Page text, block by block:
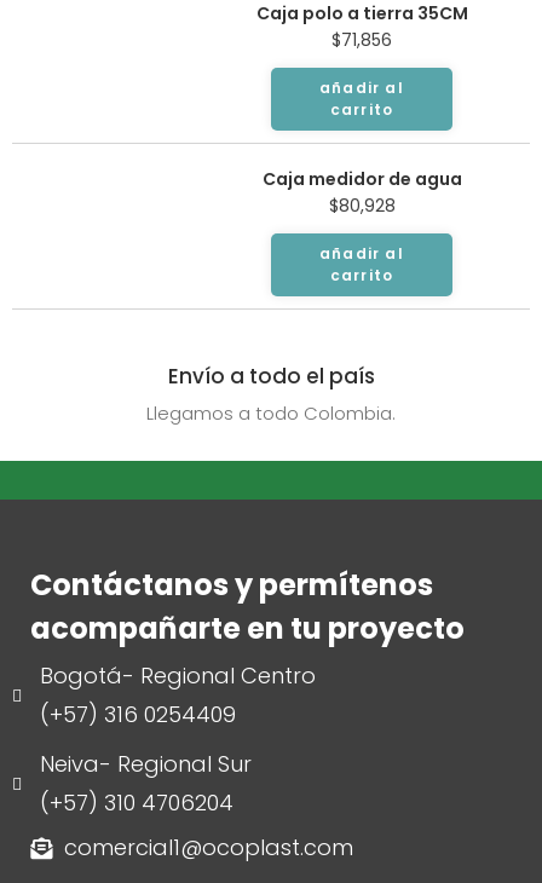
Caja polo a tierra 35CM
$71,856
añadir al
carrito
Caja medidor de agua
$80,928
añadir al
carrito
Envío a todo el país
Llegamos a todo Colombia.
Contáctanos y permítenos
acompañarte en tu proyecto
Bogotá- Regional Centro
(+57) 316 0254409
Neiva- Regional Sur
(+57) 310 4706204
comercial1@ocoplast.com